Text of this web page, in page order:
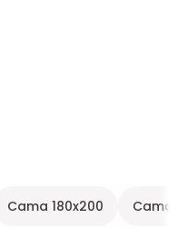
Cama 180x200 Cama